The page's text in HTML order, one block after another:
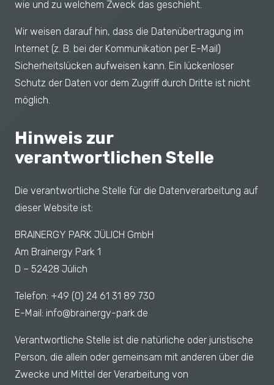
wie und zu welchem Zweck das geschieht.
Wir weisen darauf hin, dass die Datenübertragung im
Internet (z. B. bei der Kommunikation per E-Mail)
Sicherheitslücken aufweisen kann. Ein lückenloser
Schutz der Daten vor dem Zugriff durch Dritte ist nicht
möglich.
Hinweis zur
verantwortlichen Stelle
Die verantwortliche Stelle für die Datenverarbeitung auf
dieser Website ist:
BRAINERGY PARK JÜLICH GmbH
Am Brainergy Park 1
D – 52428 Jülich
Telefon: +49 (0) 24 61 31 89 730
E-Mail: info@brainergy-park.de
Verantwortliche Stelle ist die natürliche oder juristische
Person, die allein oder gemeinsam mit anderen über die
Zwecke und Mittel der Verarbeitung von